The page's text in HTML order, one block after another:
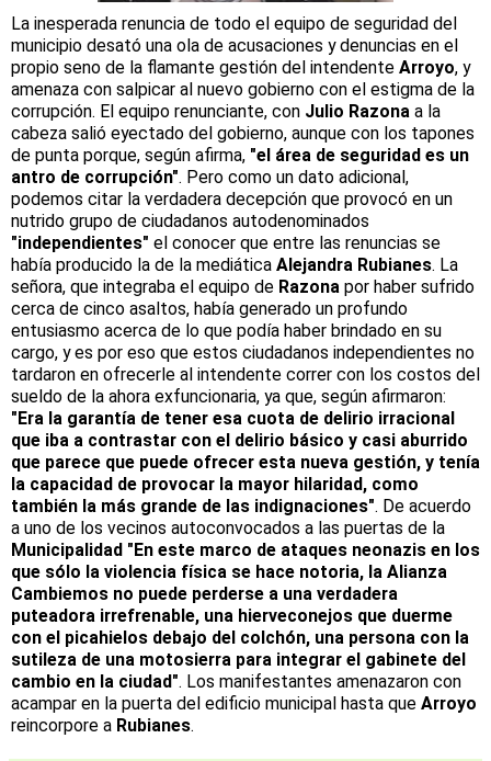
La inesperada renuncia de todo el equipo de seguridad del
municipio desató una ola de acusaciones y denuncias en el
propio seno de la flamante gestión del intendente Arroyo, y
amenaza con salpicar al nuevo gobierno con el estigma de la
corrupción. El equipo renunciante, con Julio Razona a la
cabeza salió eyectado del gobierno, aunque con los tapones
de punta porque, según afirma, "el área de seguridad es un
antro de corrupción". Pero como un dato adicional,
podemos citar la verdadera decepción que provocó en un
nutrido grupo de ciudadanos autodenominados
"independientes" el conocer que entre las renuncias se
había producido la de la mediática Alejandra Rubianes. La
señora, que integraba el equipo de Razona por haber sufrido
cerca de cinco asaltos, había generado un profundo
entusiasmo acerca de lo que podía haber brindado en su
cargo, y es por eso que estos ciudadanos independientes no
tardaron en ofrecerle al intendente correr con los costos del
sueldo de la ahora exfuncionaria, ya que, según afirmaron:
"Era la garantía de tener esa cuota de delirio irracional
que iba a contrastar con el delirio básico y casi aburrido
que parece que puede ofrecer esta nueva gestión, y tenía
la capacidad de provocar la mayor hilaridad, como
también la más grande de las indignaciones". De acuerdo
a uno de los vecinos autoconvocados a las puertas de la
Municipalidad "En este marco de ataques neonazis en los
que sólo la violencia física se hace notoria, la Alianza
Cambiemos no puede perderse a una verdadera
puteadora irrefrenable, una hierveconejos que duerme
con el picahielos debajo del colchón, una persona con la
sutileza de una motosierra para integrar el gabinete del
cambio en la ciudad". Los manifestantes amenazaron con
acampar en la puerta del edificio municipal hasta que Arroyo
reincorpore a Rubianes.